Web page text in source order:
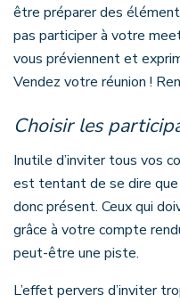
être préparer des
pas participer à votre
vous préviennent et
Vendez votre réunion !
Choisir les
Inutile d’inviter tous vos
est tentant de se dire
donc présent. Ceux qui
grâce à votre compte
peut-être une piste.
L’effet pervers d’inviter